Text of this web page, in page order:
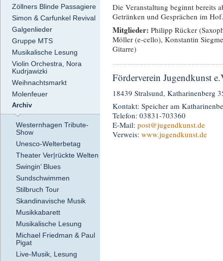
Zöllners Blinde Passagiere
Simon & Carfunkel Revival
Galgenlieder
Gruppe MTS
Musikalische Lesung
Violin Orchestra, Nora
Kudrjawizki
Weihnachtsmarkt
Molenfeuer
Archiv
Westernhagen Tribute-
Show
Unesco-Welterbetag
Theater Ver|rückte Welten
Swingin’ Blues
Sundschwimmen
Stilbruch Tour
Skandinavische Musik
Musikkabarett
Musikalische Lesung
Michael Friedman & Paul
Pigat
Live-Musik, Lesung
Die Veranstaltung beginnt bereits
Getränken und Gesprächen im Hof.
Mitglieder: Philipp Rücker
Möller (e-cello), Konstantin
Gitarre)
Förderverein Jugendkunst
18439 Stralsund, Katharinenberg
Kontakt: Speicher am
Telefon: 03831-703360
E-Mail: post@jugendkunst.de
Verweis: www.jugendkunst.de